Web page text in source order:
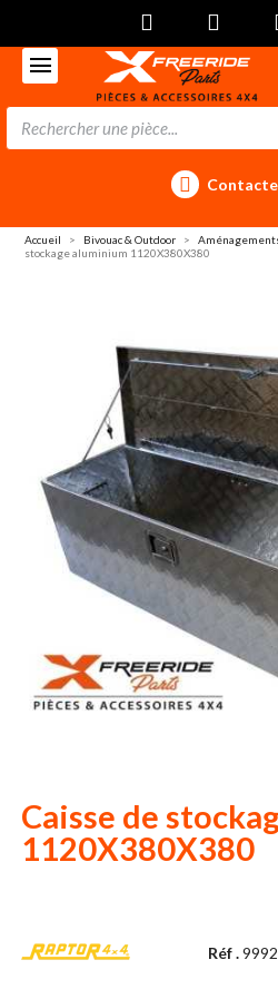
Accueil Bivouac & Outdoor
stockage aluminium 1120X380X380
Caisse de
1120X380X380
Réf .